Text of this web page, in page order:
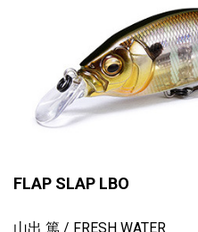
FLAP SLAP LBO
山出 篤 FRESH WATER